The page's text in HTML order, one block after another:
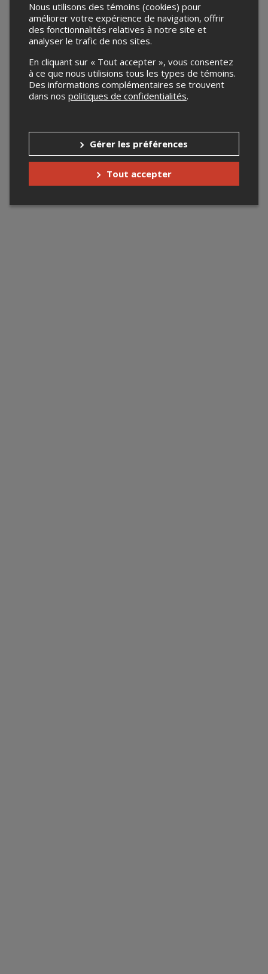
Nous utilisons des témoins (cookies) pour
améliorer votre expérience de navigation, offrir
des fonctionnalités relatives à notre site et
analyser le trafic de nos sites.
En cliquant sur « Tout accepter », vous consentez
à ce que nous utilisions tous les types de témoins.
Des informations complémentaires se trouvent
dans nos politiques de confidentialités.
Gérer les préférences
Tout accepter